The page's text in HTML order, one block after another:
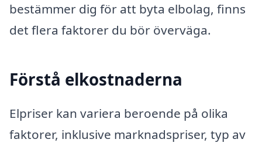
bestämmer dig för att byta elbolag, finns
det flera faktorer du bör överväga.
Förstå elkostnaderna
Elpriser kan variera beroende på olika
faktorer, inklusive marknadspriser, typ av